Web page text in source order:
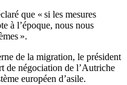
que « si les mesures
à l’époque, nous nous
».
de la migration, le président
de négociation de l’Autriche
européen d’asile.